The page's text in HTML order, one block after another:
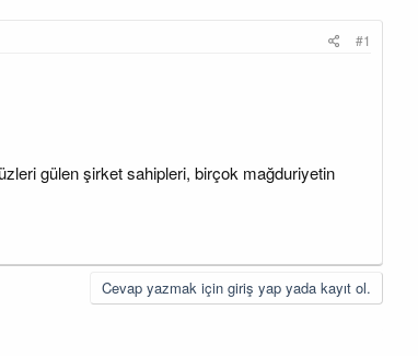
#1
gülen şirket sahipleri, birçok mağduriyetin
Cevap yazmak için giriş yap yada kayıt ol.